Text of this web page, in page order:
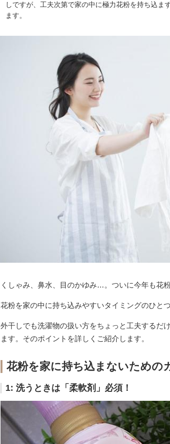
しですが、工夫次第で家の中に極力花粉を持ち込ま
ます。
くしゃみ、鼻水、目のかゆみ…。ついに今年も花
花粉を家の中に持ち込みやすいタイミングのひと
外干しでも洗濯物の扱い方をちょっと工夫するだ
ます。そのポイントを詳しくご紹介します。
花粉を家に持ち込まないための
1: 洗うときは「柔軟剤」必須！